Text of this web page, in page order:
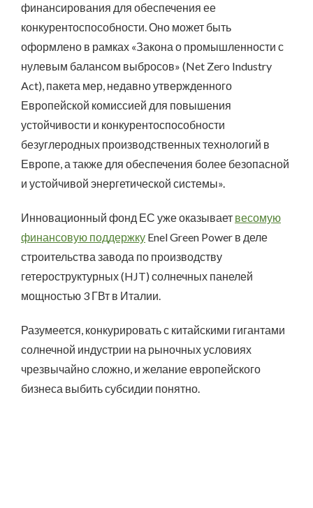
финансирования для обеспечения ее
конкурентоспособности. Оно может быть
оформлено в рамках «Закона о промышленности с
нулевым балансом выбросов» (Net Zero Industry
Act), пакета мер, недавно утвержденного
Европейской комиссией для повышения
устойчивости и конкурентоспособности
безуглеродных производственных технологий в
Европе, а также для обеспечения более безопасной
и устойчивой энергетической системы».
Инновационный фонд ЕС уже оказывает весомую
финансовую поддержку Enel Green Power в деле
строительства завода по производству
гетероструктурных (HJT) солнечных панелей
мощностью 3 ГВт в Италии.
Разумеется, конкурировать с китайскими гигантами
солнечной индустрии на рыночных условиях
чрезвычайно сложно, и желание европейского
бизнеса выбить субсидии понятно.